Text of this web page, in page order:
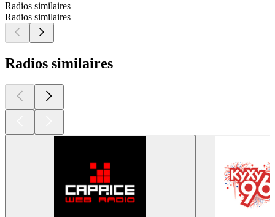
Radios similaires
Radios similaires
Radios similaires